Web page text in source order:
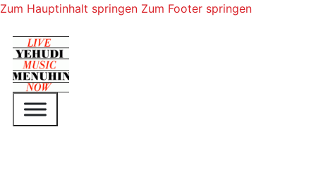
Zum Hauptinhalt springen Zum Footer springen